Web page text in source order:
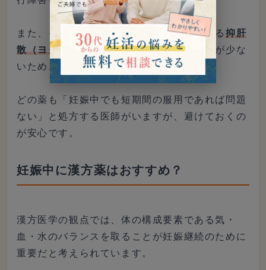
また、イライラなどの精神症状に処方される 抑肝
散（ヨクカンサン）も、妊婦への使用経験が少な
いため、避けておきたい漢方薬の1つです。
どの薬も「妊娠中でも短期間の服用であれば問題
ない」と処方する医師がいますが、避けておくの
が安心です。
妊娠中に漢方薬はおすすめ？
漢方医学の観点では、体の構成要素である気・
血・水のバランスを取ることが妊娠継続のために
重要だと考えられています。